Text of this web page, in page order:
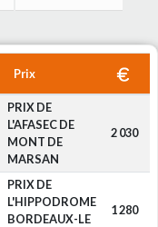
Prix
PRIX DE
L'AFASEC DE
MONT DE
MARSAN
2 030
PRIX DE
L'HIPPODROME
BORDEAUX-LE
1 280